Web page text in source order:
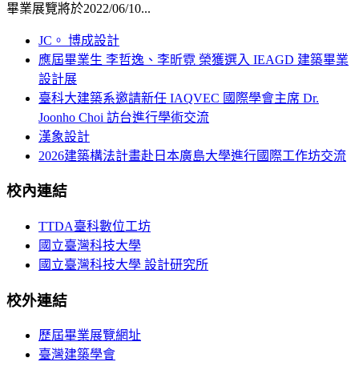
畢業展覽將於2022/06/10...
JC。 博成設計
應屆畢業生 李哲逸、李昕霓 榮獲選入 IEAGD 建築畢業
設計展
臺科大建築系邀請新任 IAQVEC 國際學會主席 Dr.
Joonho Choi 訪台進行學術交流
漢象設計
2026建築構法計畫赴日本廣島大學進行國際工作坊交流
校內連結
TTDA臺科數位工坊
國立臺灣科技大學
國立臺灣科技大學 設計研究所
校外連結
歷屆畢業展覽網址
臺灣建築學會